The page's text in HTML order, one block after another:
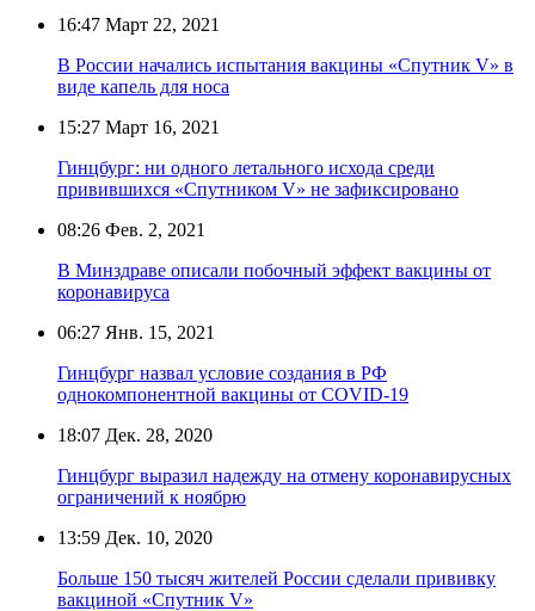
16:47 Март 22, 2021
В России начались испытания вакцины «Спутник V» в
виде капель для носа
15:27 Март 16, 2021
Гинцбург: ни одного летального исхода среди
привившихся «Спутником V» не зафиксировано
08:26 Фев. 2, 2021
В Минздраве описали побочный эффект вакцины от
коронавируса
06:27 Янв. 15, 2021
Гинцбург назвал условие создания в РФ
однокомпонентной вакцины от COVID-19
18:07 Дек. 28, 2020
Гинцбург выразил надежду на отмену коронавирусных
ограничений к ноябрю
13:59 Дек. 10, 2020
Больше 150 тысяч жителей России сделали прививку
вакциной «Спутник V»